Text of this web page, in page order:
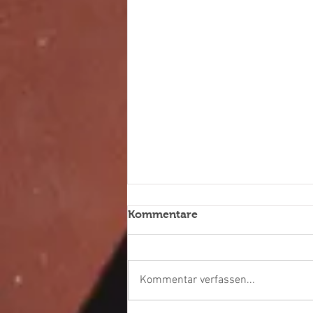
Pokalspiele stehen an
Kommentare
Kommentar verfassen...